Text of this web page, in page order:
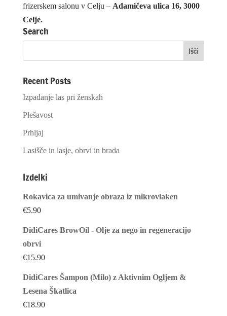
frizerskem salonu v Celju – Adamičeva ulica 16, 3000
Celje.
Search
Recent Posts
Izpadanje las pri ženskah
Plešavost
Prhljaj
Lasišče in lasje, obrvi in brada
Izdelki
Rokavica za umivanje obraza iz mikrovlaken
€5.90
DidiCares BrowOil - Olje za nego in regeneracijo
obrvi
€15.90
DidiCares Šampon (Milo) z Aktivnim Ogljem &
Lesena Škatlica
€18.90